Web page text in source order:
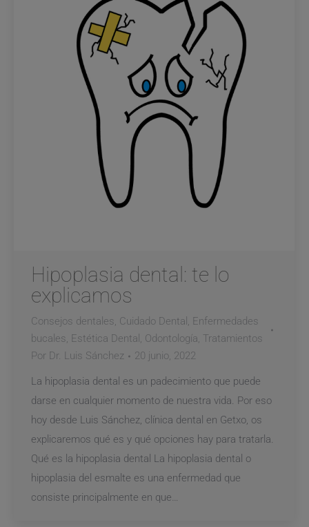
Hipoplasia dental: te lo
explicamos
Consejos dentales, Cuidado Dental , Enfermedades
bucales, Estética Dental , Odontología, Tratamientos
Por Dr. Luis Sánchez 20 junio, 2022
La hipoplasia dental es un padecimiento que puede
darse en cualquier momento de nuestra vida. Por eso
hoy desde Luis Sánchez, clínica dental en Getxo, os
explicaremos qué es y qué opciones hay para tratarla.
Qué es la hipoplasia dental La hipoplasia dental o
hipoplasia del esmalte es una enfermedad que
consiste principalmente en que…